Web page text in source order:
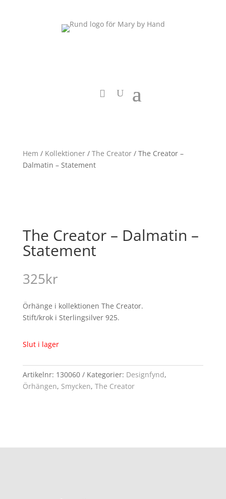
Hem / Kollektioner/ The Creator/ The Creator –
Dalmatin – Statement
The Creator – Dalmatin –
Statement
325kr
Örhänge i kollektionen The Creator.
Stift/krok i Sterlingsilver 925.
Slut i lager
Artikelnr: 130060 Kategorier: Designfynd,
Örhängen, Smycken, The Creator